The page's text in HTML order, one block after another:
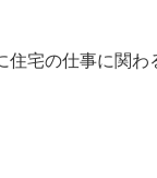
宅の仕事に関わ